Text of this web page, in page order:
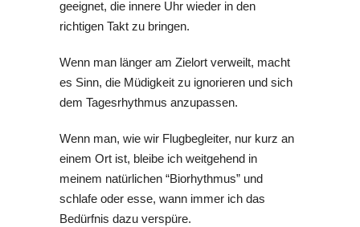
geeignet, die innere Uhr wieder in den
richtigen Takt zu bringen.
Wenn man länger am Zielort verweilt, macht
es Sinn, die Müdigkeit zu ignorieren und sich
dem Tagesrhythmus anzupassen.
Wenn man, wie wir Flugbegleiter, nur kurz an
einem Ort ist, bleibe ich weitgehend in
meinem natürlichen “Biorhythmus” und
schlafe oder esse, wann immer ich das
Bedürfnis dazu verspüre.